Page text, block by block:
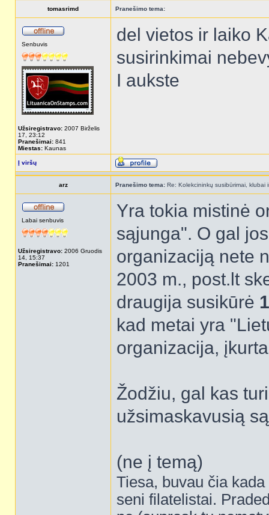
tomasrimd Pranešimo tema:
Senbuvis
Užsiregistravo: 2007 Birželis
17, 23:12
Pranešimai: 841
Miestas: Kaunas
del vietos ir laiko
susirinkimai
I aukste
Į viršų
arz Pranešimo tema: Re: Kolekcininkų susibūrimai, klubai
Labai senbuvis
Užsiregistravo: 2006 Gruodis
14, 15:37
Pranešimai: 1201
Yra tokia mistinė
sąjunga". O gal
organizaciją nete
2003 m., post.lt
draugija susikūrė
kad metai yra
organizacija,
Žodžiu, gal kas
užsimaskavusią
(ne į temą)
Tiesa, buvau čia
seni filatelistai.